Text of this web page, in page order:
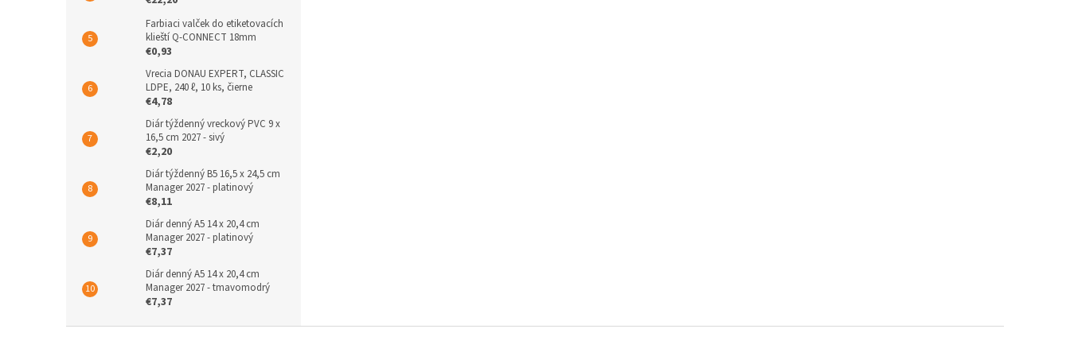
Farbiaci valček do etiketovacích
klieští Q-CONNECT 18mm
€0,93
Vrecia DONAU EXPERT, CLASSIC
LDPE, 240 ℓ, 10 ks, čierne
€4,78
Diár týždenný vreckový PVC 9 x
16,5 cm 2027 - sivý
€2,20
Diár týždenný B5 16,5 x 24,5 cm
Manager 2027 - platinový
€8,11
Diár denný A5 14 x 20,4 cm
Manager 2027 - platinový
€7,37
Diár denný A5 14 x 20,4 cm
Manager 2027 - tmavomodrý
€7,37